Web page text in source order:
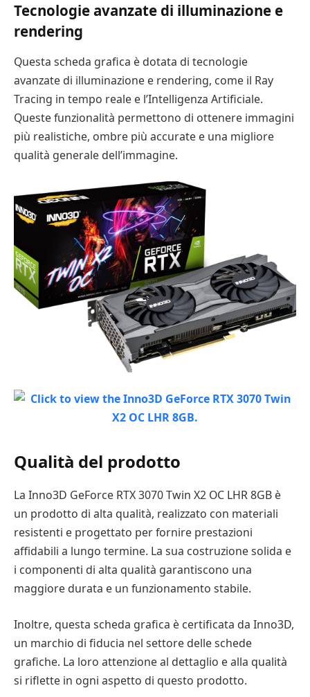
Tecnologie avanzate di illuminazione e
rendering
Questa scheda grafica è dotata di tecnologie
avanzate di illuminazione e rendering, come il Ray
Tracing in tempo reale e l’Intelligenza Artificiale.
Queste funzionalità permettono di ottenere immagini
più realistiche, ombre più accurate e una migliore
qualità generale dell’immagine.
Qualità del prodotto
La Inno3D GeForce RTX 3070 Twin X2 OC LHR 8GB è
un prodotto di alta qualità, realizzato con materiali
resistenti e progettato per fornire prestazioni
affidabili a lungo termine. La sua costruzione solida e
i componenti di alta qualità garantiscono una
maggiore durata e un funzionamento stabile.
Inoltre, questa scheda grafica è certificata da Inno3D,
un marchio di fiducia nel settore delle schede
grafiche. La loro attenzione al dettaglio e alla qualità
si riflette in ogni aspetto di questo prodotto.